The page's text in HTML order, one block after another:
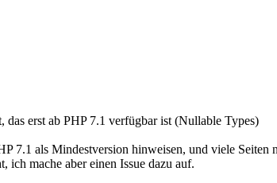
erst ab PHP 7.1 verfügbar ist (Nullable Types)
7.1 als Mindestversion hinweisen, und viele
ich mache aber einen Issue dazu auf.